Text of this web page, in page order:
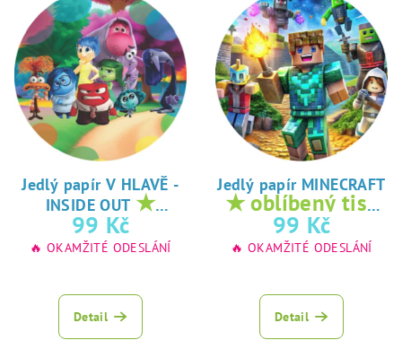
Jedlý papír V HLAVĚ -
INSIDE OUT ★
oblíbený tisk na
jedlý papír
99 Kč
🔥 OKAMŽITÉ ODESLÁNÍ
Detail
Jedlý papír MINECRAFT
★ oblíbený tisk
na jedlý papír
99 Kč
🔥 OKAMŽITÉ ODESLÁNÍ
Detail